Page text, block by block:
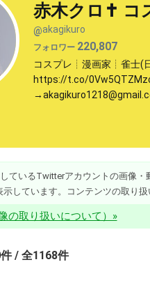
赤木クロ✝️ コ
@akagikuro
フォロワー 220,807
コスプレ┊漫画家┊雀士(
https://t.co/
ているTwitterアカウントの画像
しています。コンテンツの取り
の取り扱いについて）»
/ 全1168件